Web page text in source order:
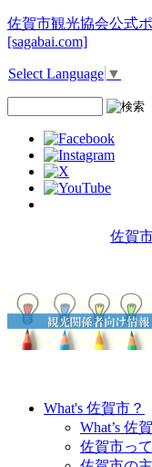
佐賀市観光協会公式
[sagabai.com]
Select Language ▼
佐賀
What's 佐賀市？
What’s 佐
佐賀市っ